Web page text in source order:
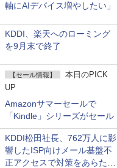
軸にAIデバイス増やしたい」
KDDI、楽天へのローミング
を9月末で終了
【セール情報】
本日のPICK
UP
Amazonサマーセールで
「Kindle」シリーズがセール
KDDI松田社長、762万人に影
響したISP向けメール基盤不
正アクセスで対策をあらため